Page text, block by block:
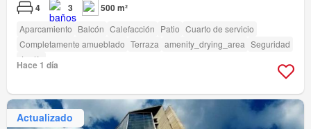
4 3 500 m²
Aparcamiento Balcón Calefacción Patio Cuarto de servicio
Completamente amueblado Terraza amenity_drying_area Seguridad
Jardín
Hace 1 día
Actualizado